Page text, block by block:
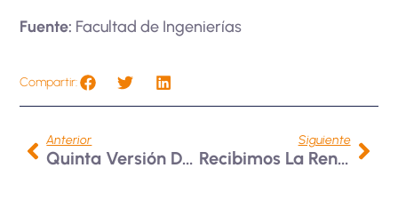
Fuente: Facultad de Ingenierías
Compartir:
Anterior
Quinta Versión Del B-Coffee: «Conversaciones Pedagógicas De Los Maestros Que Aprenden”
Siguiente
Recibimos La Renovación Del Sello EcoUniversidad